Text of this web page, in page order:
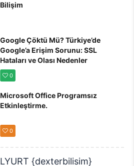
Bilişim
Google Çöktü Mü? Türkiye’de
Google’a Erişim Sorunu: SSL
Hataları ve Olası Nedenler
0
Microsoft Office Programsız
Etkinleştirme.
0
{dexterbilisim}